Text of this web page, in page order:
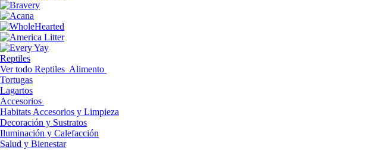
Reptiles
Ver todo Reptiles Alimento
Tortugas
Lagartos
Accesorios
Habitats Accesorios y Limpieza
Decoración y Sustratos
Iluminación y Calefacción
Salud y Bienestar